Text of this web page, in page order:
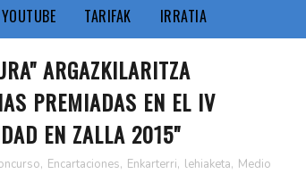
YOUTUBE TARIFAK IRRATIA
ARGAZKILARITZA
PREMIADAS EN EL IV
EN ZALLA 2015"
, Encartaciones, Enkarterri, lehiaketa, Medio